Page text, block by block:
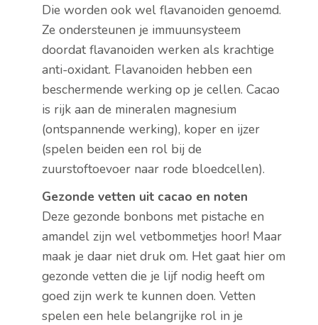
Die worden ook wel flavanoiden genoemd.
Ze ondersteunen je immuunsysteem
doordat flavanoiden werken als krachtige
anti-oxidant. Flavanoiden hebben een
beschermende werking op je cellen. Cacao
is rijk aan de mineralen magnesium
(ontspannende werking), koper en ijzer
(spelen beiden een rol bij de
zuurstoftoevoer naar rode bloedcellen).
Gezonde vetten uit cacao en noten
Deze gezonde bonbons met pistache en
amandel zijn wel vetbommetjes hoor! Maar
maak je daar niet druk om. Het gaat hier om
gezonde vetten die je lijf nodig heeft om
goed zijn werk te kunnen doen. Vetten
spelen een hele belangrijke rol in je